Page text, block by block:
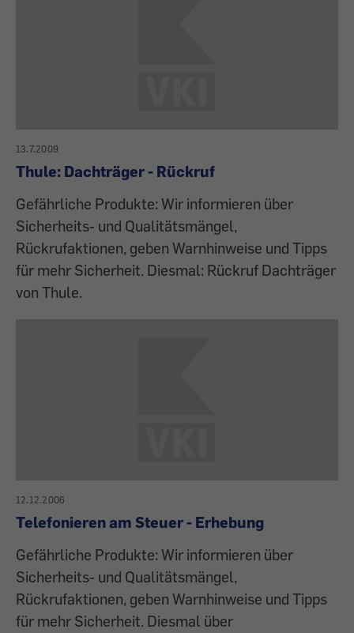
13.7.2009
Thule: Dachträger - Rückruf
Gefährliche Produkte: Wir informieren über
Sicherheits- und Qualitätsmängel,
Rückrufaktionen, geben Warnhinweise und Tipps
für mehr Sicherheit. Diesmal: Rückruf Dachträger
von Thule.
12.12.2006
Telefonieren am Steuer - Erhebung
Gefährliche Produkte: Wir informieren über
Sicherheits- und Qualitätsmängel,
Rückrufaktionen, geben Warnhinweise und Tipps
für mehr Sicherheit. Diesmal über